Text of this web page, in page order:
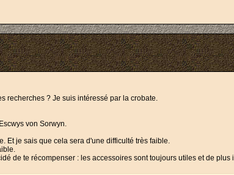
recherches ? Je suis intéressé par la crobate.
von Sorwyn.
Et je sais que cela sera d'une difficulté très faible.
de te récompenser : les accessoires sont toujours utiles et de